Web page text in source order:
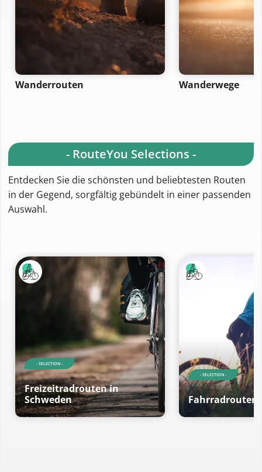
Wanderrouten Wanderwege
- RouteYou Selections -
Entdecken Sie die schönsten und beliebtesten Routen
in der Gegend, sorgfältig gebündelt in einer passenden
Auswahl.
- SELECTION -
Freizeitradrouten in
Schweden
- SELECTION -
Fahrradrouten